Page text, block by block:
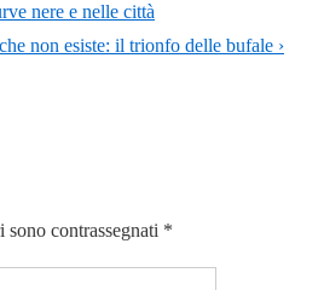
nere e nelle città
non esiste: il trionfo delle bufale ›
contrassegnati *